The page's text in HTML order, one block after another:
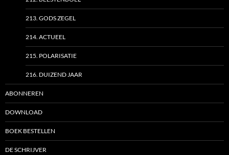
213. GODS ZEGEL
214. ACTUEEL
215. POLARISATIE
216. DUIZEND JAAR
ABONNEREN
DOWNLOAD
BOEK BESTELLEN
DE SCHRIJVER